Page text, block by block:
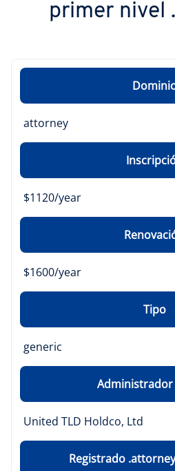
primer nivel
attorney
$1120/year
$1600/year
Tipo
generic
Administrador
United TLD Holdco, Ltd
Registrado